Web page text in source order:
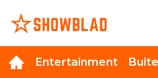
Entertainment